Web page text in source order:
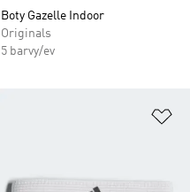
Boty Gazelle Indoor
Originals
5 barvy/ev